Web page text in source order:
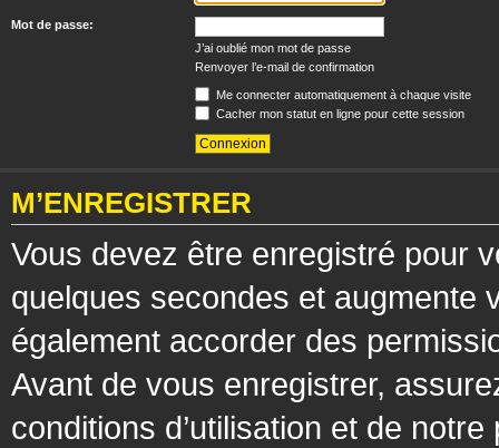
Mot de passe:
J’ai oublié mon mot de passe
Renvoyer l’e-mail de confirmation
Me connecter automatiquement à chaque visite
Cacher mon statut en ligne pour cette session
M’ENREGISTRER
Vous devez être enregistré pour
quelques secondes et augmente
également accorder des
Avant de vous enregistrer,
conditions d’utilisation et de